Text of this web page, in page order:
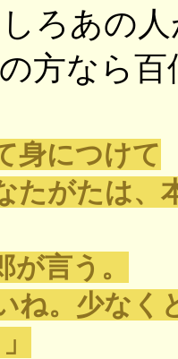
ろあの人
方なら百
につけて
たがたは、
言う。
ね。少なく